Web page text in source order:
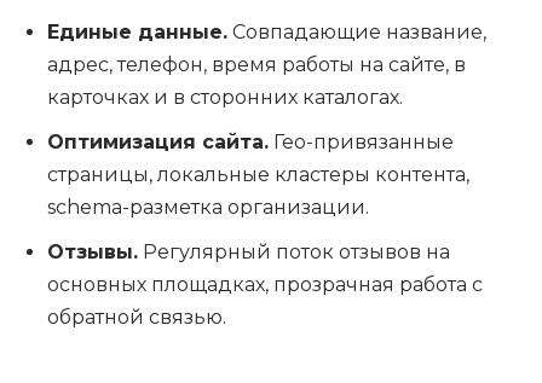
Единые данные. Совпадающие название,
адрес, телефон, время работы на сайте, в
карточках и в сторонних каталогах.
Оптимизация сайта. Гео-привязанные
страницы, локальные кластеры контента,
schema-разметка организации.
Отзывы. Регулярный поток отзывов на
основных площадках, прозрачная работа с
обратной связью.